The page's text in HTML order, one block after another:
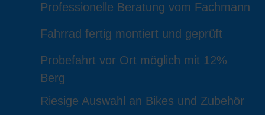
Professionelle Beratung vom Fachmann
Fahrrad fertig montiert und geprüft
Probefahrt vor Ort möglich mit 12%
Berg
Riesige Auswahl an Bikes und Zubehör